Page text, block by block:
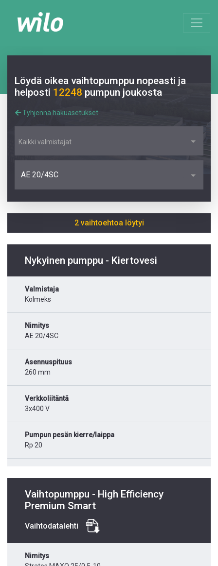
Löydä oikea vaihtopumppu nopeasti ja
helposti 12248 pumpun joukosta
Tyhjennä hakuasetukset
Kaikki valmistajat
AE 20/4SC
2 vaihtoehtoa löytyi
Nykyinen pumppu - Kiertovesi
Valmistaja
Kolmeks
Nimitys
AE 20/4SC
Asennuspituus
260 mm
Verkkoliitäntä
3x400 V
Pumpun pesän kierre/laippa
Rp 20
Vaihtopumppu - High Efficiency
Premium Smart
Vaihtodatalehti
Nimitys